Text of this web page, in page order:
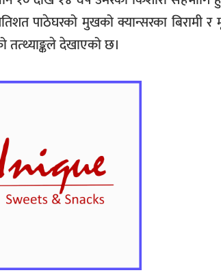
पाठेघरको मुखको क्यान्सरका बिरामी
तत्थ्याङ्कलेदेखाएको छ।